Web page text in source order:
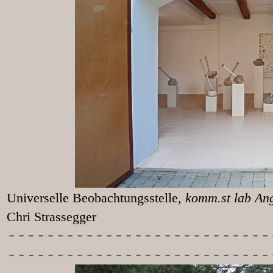
Universelle Beobachtungsstelle,
Chri Strassegger
-----------